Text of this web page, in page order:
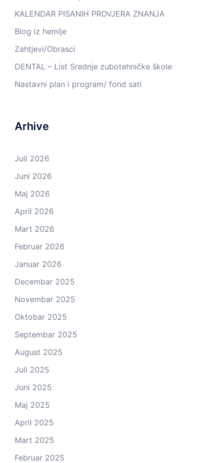
KALENDAR PISANIH PROVJERA ZNANJA
Blog iz hemije
Zahtjevi/Obrasci
DENTAL – List Srednje zubotehničke škole
Nastavni plan i program/ fond sati
Arhive
Juli 2026
Juni 2026
Maj 2026
April 2026
Mart 2026
Februar 2026
Januar 2026
Decembar 2025
Novembar 2025
Oktobar 2025
Septembar 2025
August 2025
Juli 2025
Juni 2025
Maj 2025
April 2025
Mart 2025
Februar 2025